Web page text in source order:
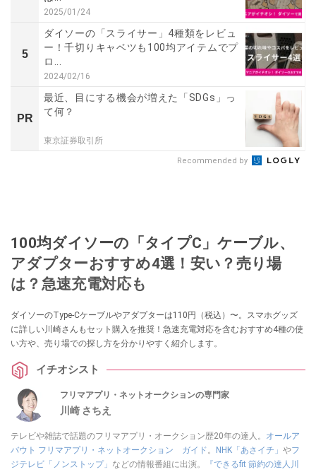
2025/01/24
5
ダイソーの「スライサー」4種類をレビュ
ー！千切りキャベツも100均アイテムでプ
ロ...
2024/02/16
PR
最近、目にする機会が増えた「SDGs」っ
て何？
東京証券取引所
Recommended by
100均ダイソーの「タイプC」ケーブル、
アダプターおすすめ4選！安い？売り場
は？急速充電対応も
ダイソーのType-Cケーブルやアダプターは110円（税込）〜。スマホグッズ
に詳しい川崎さんもセット購入を推奨！急速充電対応を含むおすすめ4種の使
い方や、売り場での探し方を分かりやすく紹介します。
イチオシスト
フリマアプリ・ネットオークションの専門家
川崎 さちえ
テレビや雑誌で話題のフリマアプリ・オークション歴20年の達人。 オールア
バウト フリマアプリ・ネットオークション ガイド。 NHK「あさイチ」 やフ
ジテレビ「ノンストップ」 などの情報番組に出演。
『できるfit 節約の達人川